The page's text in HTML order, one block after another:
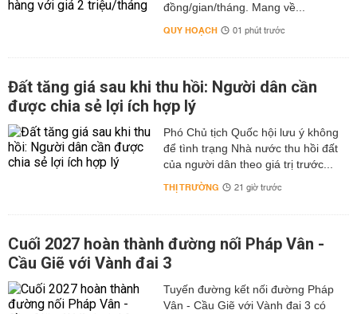
đồng/gian/tháng. Mang về...
QUY HOẠCH 01 phút trước
Đất tăng giá sau khi thu hồi: Người dân cần
được chia sẻ lợi ích hợp lý
Phó Chủ tịch Quốc hội lưu ý không
để tình trạng Nhà nước thu hồi đất
của người dân theo giá trị trước...
THỊ TRƯỜNG 21 giờ trước
Cuối 2027 hoàn thành đường nối Pháp Vân -
Cầu Giẽ với Vành đai 3
Tuyến đường kết nối đường Pháp
Vân - Cầu Giẽ với Vành đai 3 có